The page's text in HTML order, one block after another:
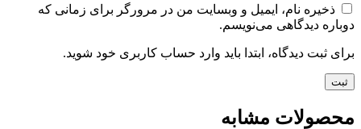
ذخیره نام، ایمیل و وبسایت من در مرورگر برای زمانی که
دوباره دیدگاهی می‌نویسم.
برای ثبت دیدگاه، ابتدا باید وارد حساب کاربری خود شوید.
محصولات مشابه